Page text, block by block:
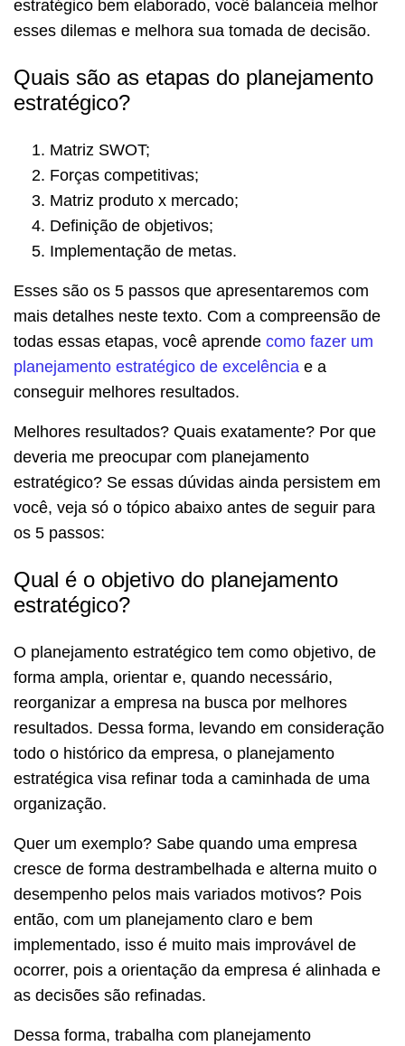
estratégico bem elaborado, você balanceia melhor
esses dilemas e melhora sua tomada de decisão.
Quais são as etapas do planejamento
estratégico?
Matriz SWOT;
Forças competitivas;
Matriz produto x mercado;
Definição de objetivos;
Implementação de metas.
Esses são os 5 passos que apresentaremos com
mais detalhes neste texto. Com a compreensão de
todas essas etapas, você aprende como fazer um
planejamento estratégico de excelência e a
conseguir melhores resultados.
Melhores resultados? Quais exatamente? Por que
deveria me preocupar com planejamento
estratégico? Se essas dúvidas ainda persistem em
você, veja só o tópico abaixo antes de seguir para
os 5 passos:
Qual é o objetivo do planejamento
estratégico?
O planejamento estratégico tem como objetivo, de
forma ampla, orientar e, quando necessário,
reorganizar a empresa na busca por melhores
resultados. Dessa forma, levando em consideração
todo o histórico da empresa, o planejamento
estratégica visa refinar toda a caminhada de uma
organização.
Quer um exemplo? Sabe quando uma empresa
cresce de forma destrambelhada e alterna muito o
desempenho pelos mais variados motivos? Pois
então, com um planejamento claro e bem
implementado, isso é muito mais improvável de
ocorrer, pois a orientação da empresa é alinhada e
as decisões são refinadas.
Dessa forma, trabalha com planejamento